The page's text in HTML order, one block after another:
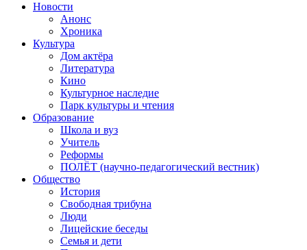
Новости
Анонс
Хроника
Культура
Дом актёра
Литература
Кино
Культурное наследие
Парк культуры и чтения
Образование
Школа и вуз
Учитель
Реформы
ПОЛЁТ (научно-педагогический вестник)
Общество
История
Свободная трибуна
Люди
Лицейские беседы
Семья и дети